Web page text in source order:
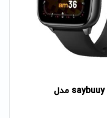
ساعت هوشمند saybuuy مدل